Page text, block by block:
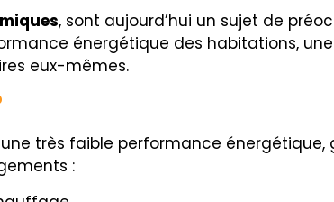
, sont aujourd’hui un sujet de
énergétique des habitations,
eux-mêmes.
très faible performance énergétique,
: